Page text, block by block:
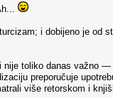
turcizam; i dobijeno je od
nije toliko danas važno
preporučuje
više retorskom i